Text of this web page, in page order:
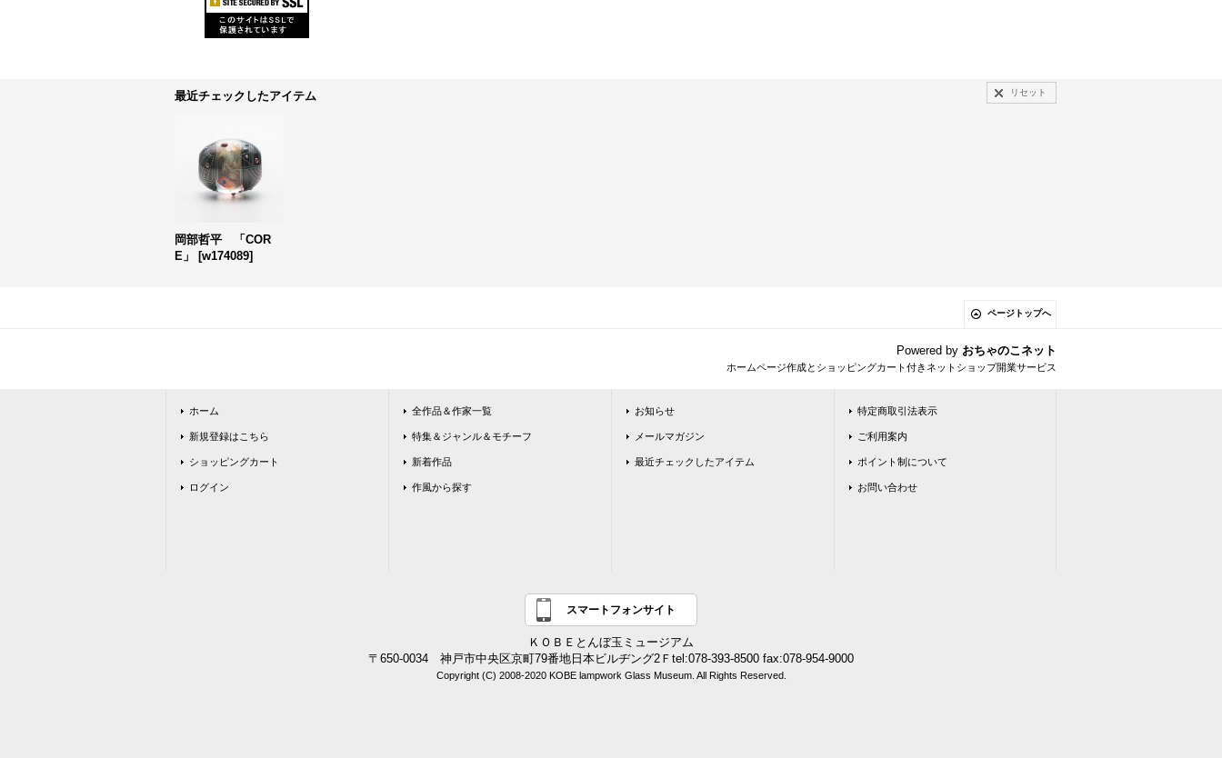
最近チェックしたアイテム リセット
岡部哲平 「COR
E」
[w174089]
ページトップへ
Powered by おちゃのこネット
ホームページ作成とショッピングカート付きネットショップ開業サービス
ホーム
新規登録はこちら
ショッピングカート
ログイン
全作品＆作家一覧
特集＆ジャンル＆モチーフ
新着作品
作風から探す
お知らせ
メールマガジン
最近チェックしたアイテム
特定商取引法表示
ご利用案内
ポイント制について
お問い合わせ
スマートフォンサイト
ＫＯＢＥとんぼ玉ミュージアム
〒650-0034 神戸市中央区京町79番地日本ビルヂング2Ｆtel:078-393-8500 fax:078-954-9000
Copyright (C) 2008-2020 KOBE lampwork Glass Museum. All Rights Reserved.